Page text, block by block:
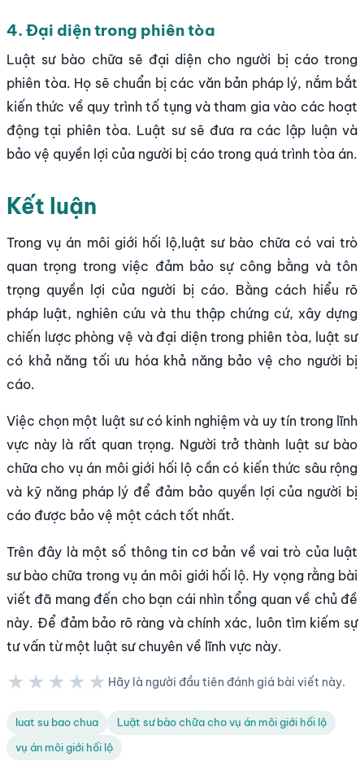
4. Đại diện trong phiên tòa
Luật sư bào chữa sẽ đại diện cho người bị cáo trong
phiên tòa. Họ sẽ chuẩn bị các văn bản pháp lý, nắm bắt
kiến thức về quy trình tố tụng và tham gia vào các hoạt
động tại phiên tòa. Luật sư sẽ đưa ra các lập luận và
bảo vệ quyền lợi của người bị cáo trong quá trình tòa án.
Kết luận
Trong vụ án môi giới hối lộ,luật sư bào chữa có vai trò
quan trọng trong việc đảm bảo sự công bằng và tôn
trọng quyền lợi của người bị cáo. Bằng cách hiểu rõ
pháp luật, nghiên cứu và thu thập chứng cứ, xây dựng
chiến lược phòng vệ và đại diện trong phiên tòa, luật sư
có khả năng tối ưu hóa khả năng bảo vệ cho người bị
cáo.
Việc chọn một luật sư có kinh nghiệm và uy tín trong lĩnh
vực này là rất quan trọng. Người trở thành luật sư bào
chữa cho vụ án môi giới hối lộ cần có kiến thức sâu rộng
và kỹ năng pháp lý để đảm bảo quyền lợi của người bị
cáo được bảo vệ một cách tốt nhất.
Trên đây là một số thông tin cơ bản về vai trò của luật
sư bào chữa trong vụ án môi giới hối lộ. Hy vọng rằng bài
viết đã mang đến cho bạn cái nhìn tổng quan về chủ đề
này. Để đảm bảo rõ ràng và chính xác, luôn tìm kiếm sự
tư vấn từ một luật sư chuyên về lĩnh vực này.
★★★★★ Hãy là người đầu tiên đánh giá bài viết này.
luat su bao chua
Luật sư bào chữa cho vụ án môi giới hối lộ
vụ án môi giới hối lộ